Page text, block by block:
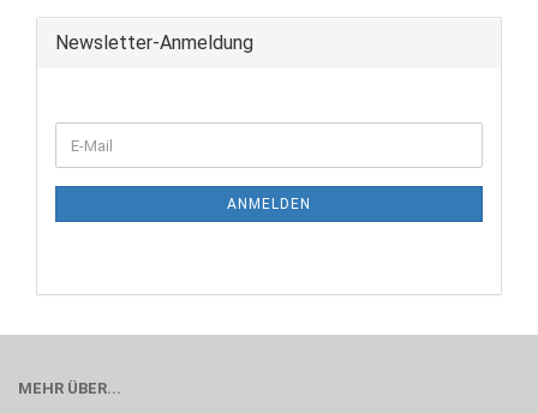
Newsletter-Anmeldung
ANMELDEN
MEHR ÜBER...